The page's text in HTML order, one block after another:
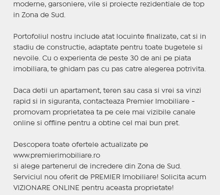
moderne, garsoniere, vile si proiecte rezidentiale de top
in Zona de Sud.
Portofoliul nostru include atat locuinte finalizate, cat si in
stadiu de constructie, adaptate pentru toate bugetele si
nevoile. Cu o experienta de peste 30 de ani pe piata
imobiliara, te ghidam pas cu pas catre alegerea potrivita.
Daca detii un apartament, teren sau casa si vrei sa vinzi
rapid si in siguranta, contacteaza Premier Imobiliare -
promovam proprietatea ta pe cele mai vizibile canale
online si offline pentru a obtine cel mai bun pret.
Descopera toate ofertele actualizate pe
www.premierimobiliare.ro
si alege partenerul de incredere din Zona de Sud.
Serviciul nou oferit de PREMIER Imobiliare! Solicita acum
VIZIONARE ONLINE pentru aceasta proprietate!